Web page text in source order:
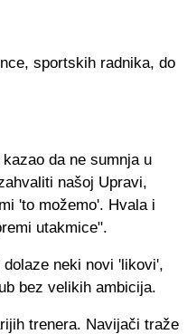
sportskih radnika, do
da ne sumnja u
našoj Upravi,
'to možemo'. Hvala i
utakmice".
neki novi 'likovi',
bez velikih ambicija.
trenera. Navijači traže